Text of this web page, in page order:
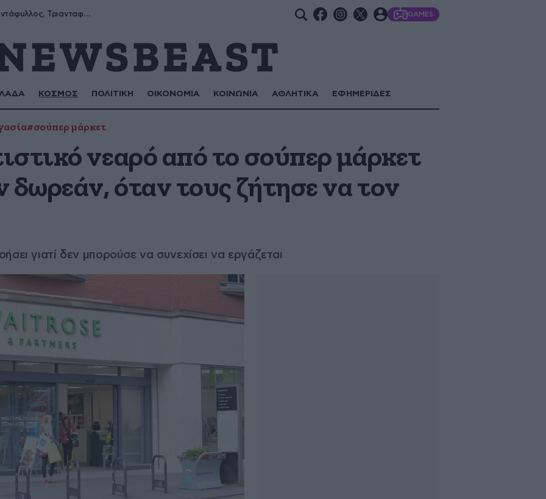
Μύρων, Τριαντάφυλλος, Τριανταφυλλιά, Φυλλιώ, Ρόζα GAMES
ΚΟΣΜΟΣ ΠΟΛΙΤΙΚΗ ΟΙΚΟΝΟΜΙΑ ΚΟΙΝΩΝΙΑ ΑΘΛΗΤΙΚΑ ΕΦΗΜΕΡΙΔΕΣ
#σούπερ μάρκετ
νεαρό από το σούπερ μάρκετ
δωρεάν, όταν τους ζήτησε να τον
γιατί δεν μπορούσε να συνεχίσει να εργάζεται